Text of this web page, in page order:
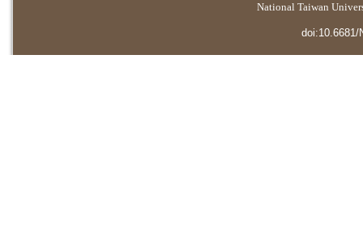
National Taiwan
doi:10.6681/